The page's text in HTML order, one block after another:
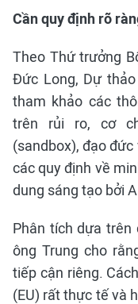
Cần quy định rõ
Theo Thứ trưởng
Đức Long, Dự
tham khảo các
trên rủi ro, cơ
(sandbox), đạo
các quy định về
dung sáng tạo bởi
Phân tích dựa trên
ông Trung cho
tiếp cận riêng.
(EU) rất thực tế và